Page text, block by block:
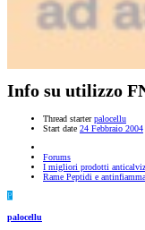
Info su utilizzo
Thread starter palocellu
Start date 24 Febbraio 2004
Forums
I migliori prodotti
Rame Peptidi e
P
palocellu